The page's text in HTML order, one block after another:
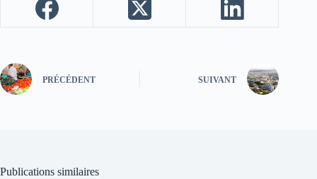
PRÉCÉDENT SUIVANT
Publications similaires